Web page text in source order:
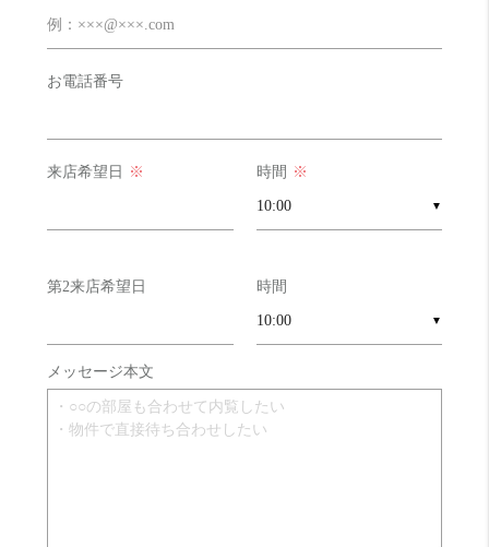
お電話番号
来店希望日 ※ 時間 ※
▼
第2来店希望日 時間
▼
メッセージ本文